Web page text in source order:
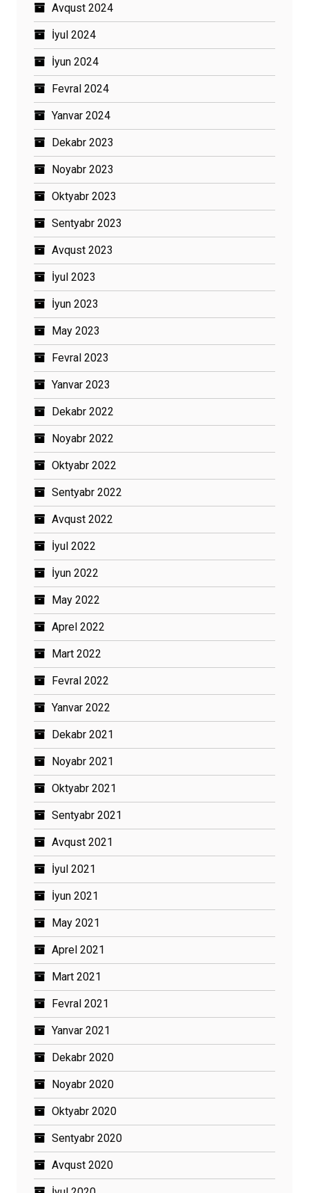
Avqust 2024
İyul 2024
İyun 2024
Fevral 2024
Yanvar 2024
Dekabr 2023
Noyabr 2023
Oktyabr 2023
Sentyabr 2023
Avqust 2023
İyul 2023
İyun 2023
May 2023
Fevral 2023
Yanvar 2023
Dekabr 2022
Noyabr 2022
Oktyabr 2022
Sentyabr 2022
Avqust 2022
İyul 2022
İyun 2022
May 2022
Aprel 2022
Mart 2022
Fevral 2022
Yanvar 2022
Dekabr 2021
Noyabr 2021
Oktyabr 2021
Sentyabr 2021
Avqust 2021
İyul 2021
İyun 2021
May 2021
Aprel 2021
Mart 2021
Fevral 2021
Yanvar 2021
Dekabr 2020
Noyabr 2020
Oktyabr 2020
Sentyabr 2020
Avqust 2020